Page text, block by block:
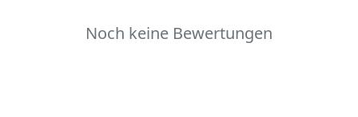
Noch keine Bewertungen